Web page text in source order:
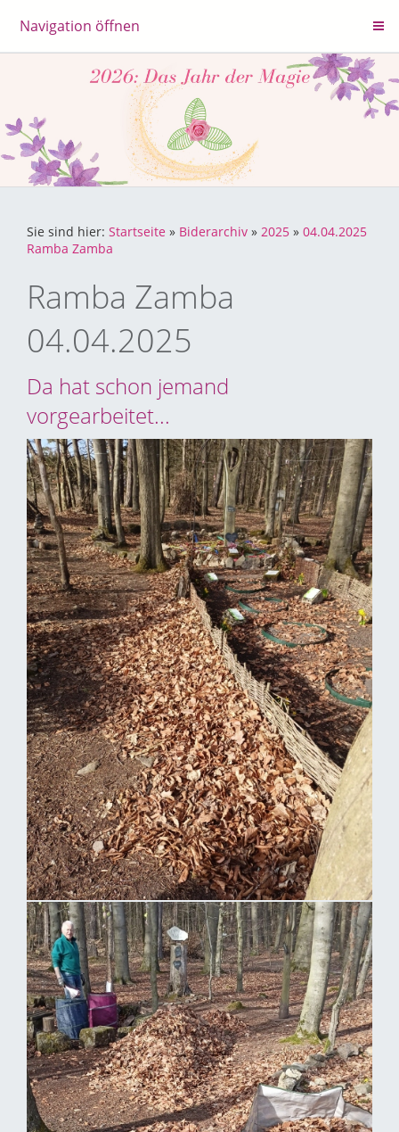
Navigation öffnen
Sie sind hier: Startseite » Biderarchiv » 2025 » 04.04.2025
Ramba Zamba
Ramba Zamba
04.04.2025
Da hat schon jemand
vorgearbeitet...